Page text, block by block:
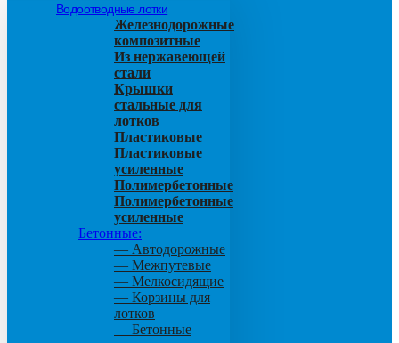
Водоотводные лотки
Железнодорожные
композитные
Из нержавеющей
стали
Крышки
стальные для
лотков
Пластиковые
Пластиковые
усиленные
Полимербетонные
Полимербетонные
усиленные
Бетонные:
— Автодорожные
— Межпутевые
— Мелкосидящие
— Корзины для
лотков
— Бетонные